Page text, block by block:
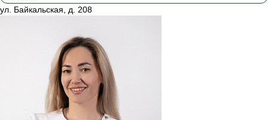
ул. Байкальская, д. 208